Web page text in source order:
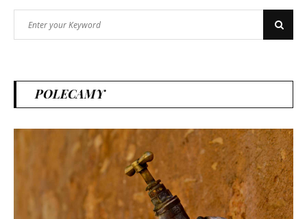
for:
Search
POLECAMY